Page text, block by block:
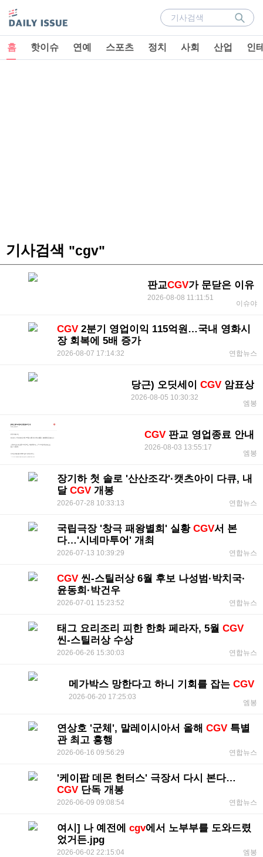
홈 핫이슈 연예 스포츠 정치 사회 산업 인
기사검색 "cgv"
판교CGV가 문닫은 이유
2026-08-08 11:11:51
이슈야
CGV 2분기 영업이익 115억원…국내 영화시
장 회복에 5배 증가
2026-08-07 17:14:32 연합뉴스
당근) 오딧세이 CGV 암표상
2026-08-05 10:30:32
엠봉
CGV 판교 영업종료 안내
2026-08-03 13:55:17
엠봉
장기하 첫 솔로 '산산조각'·캣츠아이 다큐, 내
달 CGV 개봉
2026-07-28 10:33:13 연합뉴스
국립극장 '창극 패왕별희' 실황 CGV서 본
다…'시네마투어' 개최
2026-07-13 10:39:29 연합뉴스
CGV 씬-스틸러상 6월 후보 나성범·박치국·
윤동희·박건우
2026-07-01 15:23:52 연합뉴스
태그 요리조리 피한 한화 페라자, 5월 CGV
씬-스틸러상 수상
2026-06-26 15:30:03 연합뉴스
메가박스 망한다고 하니 기회를 잡는 CGV
2026-06-20 17:25:03
엠봉
연상호 '군체', 말레이시아서 올해 CGV 특별
관 최고 흥행
2026-06-16 09:56:29 연합뉴스
'케이팝 데몬 헌터스' 극장서 다시 본다…
CGV 단독 개봉
2026-06-09 09:08:54 연합뉴스
여시] 나 예전에 cgv에서 노부부를 도와드렸
었거든.jpg
2026-06-02 22:15:04 엠봉